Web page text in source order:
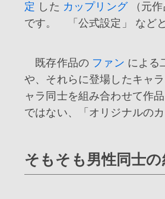
定 した カップリング（元作
です。 「公式設定」 などと
既存作品の ファン による
や、それらに登場したキャ
ャラ同士を組み合わせて作
ではない、「オリジナルの
そもそも男性同士